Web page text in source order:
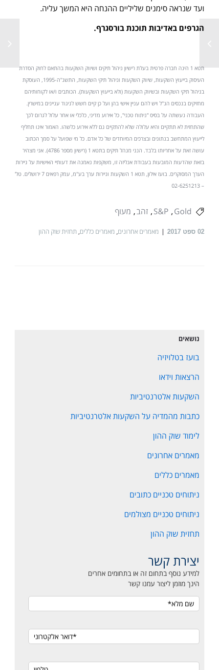
ועד שנראה סימנים שליליים ההנחה היא המשך עליה.
הגרפים באדיבות תוכנת בורסגרף.
תטא 1 הינה חברה פרטית בעלת רישיון ניהול תיקים ושיווק השקעות בהתאם לחוק הסדרת
העיסוק בייעוץ השקעות, שיווק השקעות וניהול תיקי השקעות, התשנ"ה-1995, העוסקת
בניהול תיקי השקעות ובשיווק השקעות (ולא בייעוץ השקעות). הכותבים ו/או לקוחותיהם
מחזיקים בנכסים הנ"ל ויש להם עניין אישי בהן ועל כן קיים חשש לניגוד עניינים במישרין.
העבודה נעשתה על בסיס "ניתוח טכני", כל אירוע מדיני, כלכלי או אחר עלול לגרום לכך
שהתחזית לא תתקיים והיא עלולה שלא להתקיים גם ללא אירוע כלשהו. האמור אינו תחליף
לייעוץ המתחשב בנתונים ובצרכים המיוחדים של כל אדם. כל מי שפועל על סמך הכתוב
עושה זאת על אחריותו בלבד. הנני מנהל תיקים בתטא 1 (רישיון מספר 4786). אני מצהיר
בזאת שהדעות המובעות בעבודת אנליזה זו, משקפות נאמנה את דעותיי האישיות על ניירות
הערך המסוקרים. בועז אילון, תטא 1 השקעות וניירות ערך בע"מ, עמק רפאים 7 ירושלים. טל'
– 02-6251213
Gold
S&P זהב מעוף
02 ספט 2017 מאמרים אחרונים, מאמרים כללים, תחזית שוק ההון
נושאים
בועז בטלויזיה
הרצאות וידאו
השקעות אלטרנטיביות
כתבות מהמדיה על השקעות אלטרנטיביות
לימוד שוק ההון
מאמרים אחרונים
מאמרים כללים
ניתוחים טכניים כתובים
ניתוחים טכניים מצולמים
תחזית שוק ההון
יצירת קשר
למידע נוסף בתחום זה או בתחומים אחרים
הינך מוזמן ליצור עמנו קשר